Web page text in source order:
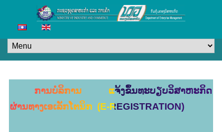
ການບໍລິການ ແຈ້ງຂຶ້ນທະບຽບວິສາຫະກິດ
ຜ່ານທາງເອເລັກໂຕນິກ (E-REGISTRATION)